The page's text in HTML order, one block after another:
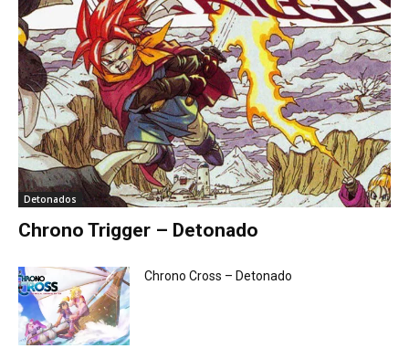
Detonados
Chrono Trigger – Detonado
Chrono Cross – Detonado